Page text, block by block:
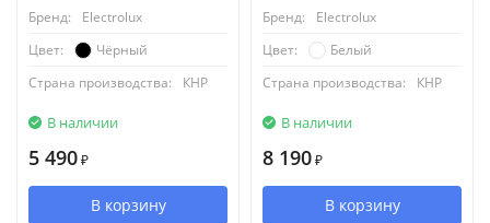
Бренд:
Electrolux
Цвет:
Чёрный
Страна производства:
КНР
В наличии
5 490 ₽
В корзину
Бренд:
Electrolux
Цвет:
Белый
Страна производства:
КНР
В наличии
8 190 ₽
В корзину